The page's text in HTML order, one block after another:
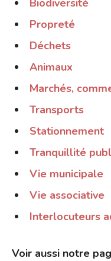
Biodiversité
Propreté
Déchets
Animaux
Marchés,
Transports
Stationnement
Tranquillité
Vie municipale
Vie associative
Interlocuteurs
Voir aussi notre